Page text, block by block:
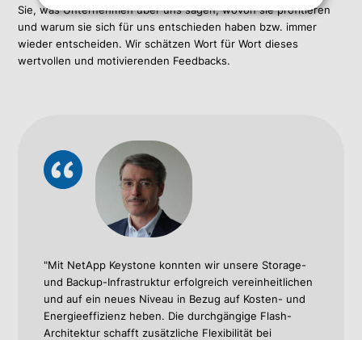
Sie, was Unternehmen über uns sagen, wovon sie profitieren
und warum sie sich für uns entschieden haben bzw. immer
wieder entscheiden. Wir schätzen Wort für Wort dieses
wertvollen und motivierenden Feedbacks.
"Mit NetApp Keystone konnten wir unsere Storage-
und Backup-Infrastruktur erfolgreich vereinheitlichen
und auf ein neues Niveau in Bezug auf Kosten- und
Energieeffizienz heben. Die durchgängige Flash-
Architektur schafft zusätzliche Flexibilität bei